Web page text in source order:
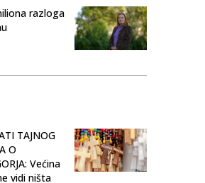
razloga
TAJNOG
O
Većina
vidi ništa